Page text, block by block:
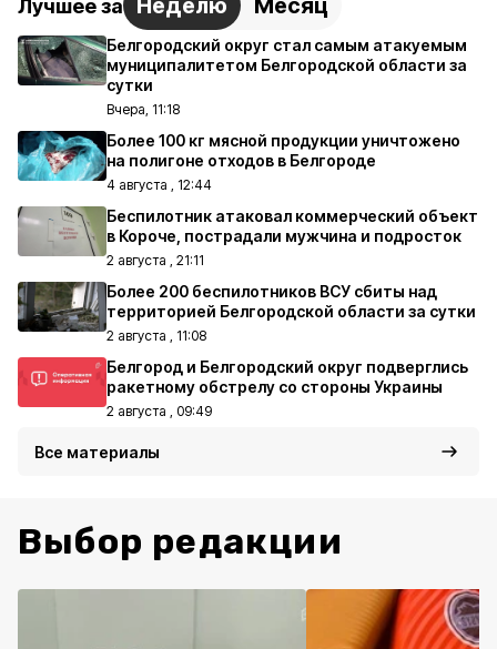
Лучшее за Неделю Месяц
Белгородский округ стал самым атакуемым
муниципалитетом Белгородской области за
сутки
Вчера, 11:18
Более 100 кг мясной продукции уничтожено
на полигоне отходов в Белгороде
4 августа , 12:44
Беспилотник атаковал коммерческий объект
в Короче, пострадали мужчина и подросток
2 августа , 21:11
Более 200 беспилотников ВСУ сбиты над
территорией Белгородской области за сутки
2 августа , 11:08
Белгород и Белгородский округ подверглись
ракетному обстрелу со стороны Украины
2 августа , 09:49
Все материалы
Выбор редакции